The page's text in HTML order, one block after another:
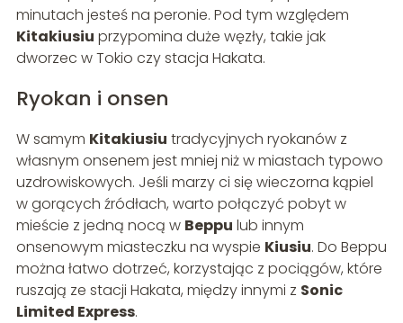
minutach jesteś na peronie. Pod tym względem
Kitakiusiu przypomina duże węzły, takie jak
dworzec w Tokio czy stacja Hakata.
Ryokan i onsen
W samym Kitakiusiu tradycyjnych ryokanów z
własnym onsenem jest mniej niż w miastach typowo
uzdrowiskowych. Jeśli marzy ci się wieczorna kąpiel
w gorących źródłach, warto połączyć pobyt w
mieście z jedną nocą w Beppu lub innym
onsenowym miasteczku na wyspie Kiusiu. Do Beppu
można łatwo dotrzeć, korzystając z pociągów, które
ruszają ze stacji Hakata, między innymi z Sonic
Limited Express.